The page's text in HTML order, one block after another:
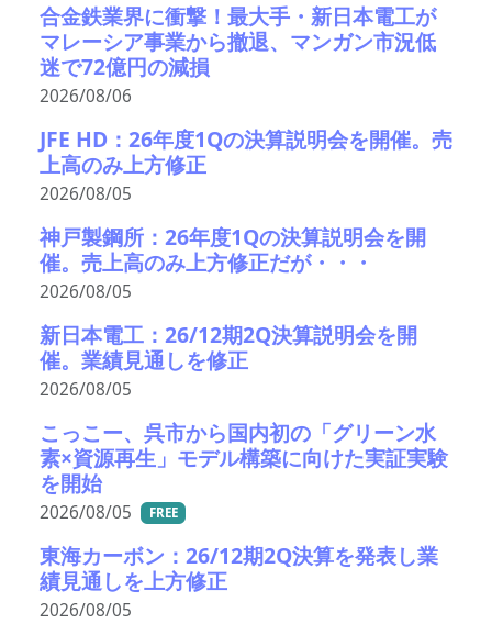
合金鉄業界に衝撃！最大手・新日本電工が
マレーシア事業から撤退、マンガン市況低
迷で72億円の減損
2026/08/06
JFE HD：26年度1Qの決算説明会を開催。売
上高のみ上方修正
2026/08/05
神戸製鋼所：26年度1Qの決算説明会を開
催。売上高のみ上方修正だが・・・
2026/08/05
新日本電工：26/12期2Q決算説明会を開
催。業績見通しを修正
2026/08/05
こっこー、呉市から国内初の「グリーン水
素×資源再生」モデル構築に向けた実証実験
を開始
2026/08/05 FREE
東海カーボン：26/12期2Q決算を発表し業
績見通しを上方修正
2026/08/05